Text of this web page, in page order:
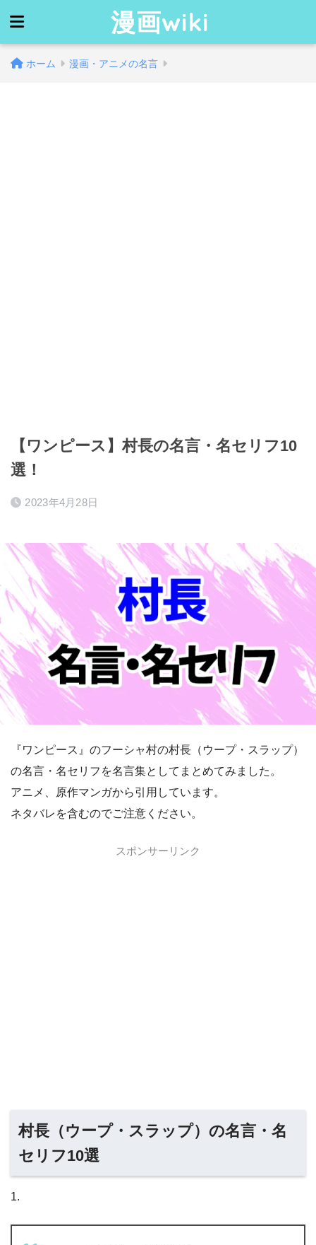
漫画wiki
ホーム 漫画・アニメの名言
【ワンピース】村長の名言・名セリフ10
選！
2023年4月28日
『ワンピース』のフーシャ村の村長（ウープ・スラップ）
の名言・名セリフを名言集としてまとめてみました。
アニメ、原作マンガから引用しています。
ネタバレを含むのでご注意ください。
スポンサーリンク
村長（ウープ・スラップ）の名言・名
セリフ10選
1.